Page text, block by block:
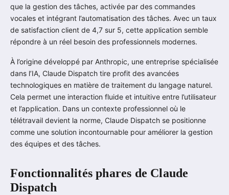
que la gestion des tâches, activée par des commandes
vocales et intégrant l’automatisation des tâches. Avec un taux
de satisfaction client de 4,7 sur 5, cette application semble
répondre à un réel besoin des professionnels modernes.
À l’origine développé par Anthropic, une entreprise spécialisée
dans l’IA, Claude Dispatch tire profit des avancées
technologiques en matière de traitement du langage naturel.
Cela permet une interaction fluide et intuitive entre l’utilisateur
et l’application. Dans un contexte professionnel où le
télétravail devient la norme, Claude Dispatch se positionne
comme une solution incontournable pour améliorer la gestion
des équipes et des tâches.
Fonctionnalités phares de Claude
Dispatch